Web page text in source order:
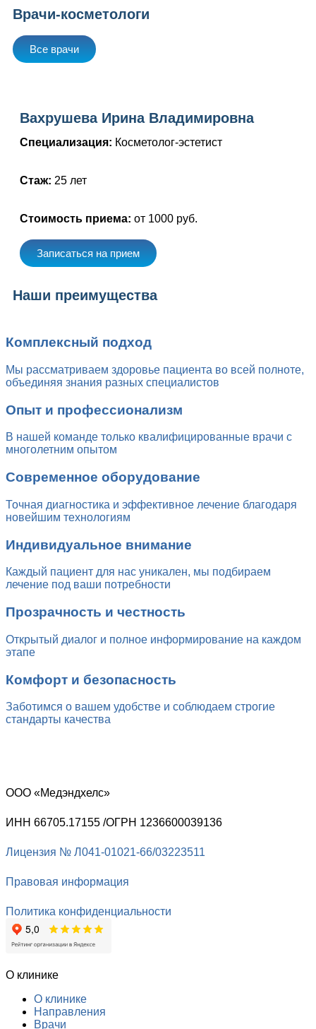
Врачи-косметологи
Все врачи
Вахрушева Ирина Владимировна
Специализация: Косметолог-эстетист
Стаж: 25 лет
Стоимость приема: от 1000 руб.
Записаться на прием
Наши преимущества
Комплексный подход
Мы рассматриваем здоровье пациента во всей полноте,
объединяя знания разных специалистов
Опыт и профессионализм
В нашей команде только квалифицированные врачи с
многолетним опытом
Современное оборудование
Точная диагностика и эффективное лечение благодаря
новейшим технологиям
Индивидуальное внимание
Каждый пациент для нас уникален, мы подбираем
лечение под ваши потребности
Прозрачность и честность
Открытый диалог и полное информирование на каждом
этапе
Комфорт и безопасность
Заботимся о вашем удобстве и соблюдаем строгие
стандарты качества
ООО «Медэндхелс»
ИНН 66705.17155 /ОГРН 1236600039136
Лицензия № Л041-01021-66/03223511
Правовая информация
Политика конфиденциальности
О клинике
О клинике
Направления
Врачи